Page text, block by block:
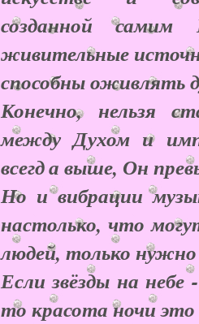
созданной самим
живительные
способны оживлять
Конечно, нельзя
между Духом и
всегда выше, Он
Но и вибрации
настолько, что
людей, только
Если звёзды на
то красота ночи